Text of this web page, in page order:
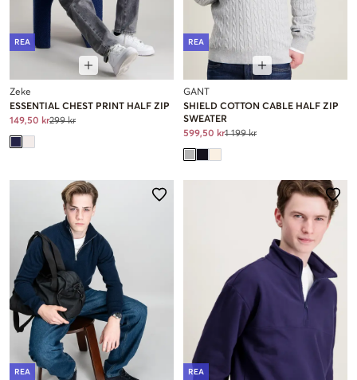
REA
Zeke
ESSENTIAL CHEST PRINT HALF ZIP
149,50 kr299 kr
REA
GANT
SHIELD COTTON CABLE HALF ZIP
SWEATER
599,50 kr1 199 kr
REA REA